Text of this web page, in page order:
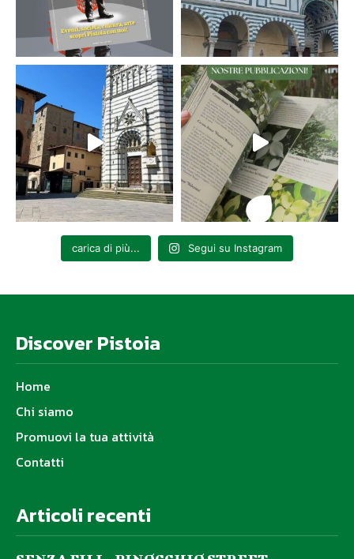
carica di più... Segui su Instagram
Discover Pistoia
Home
Chi siamo
Promuovi la tua attività
Contatti
Articoli recenti